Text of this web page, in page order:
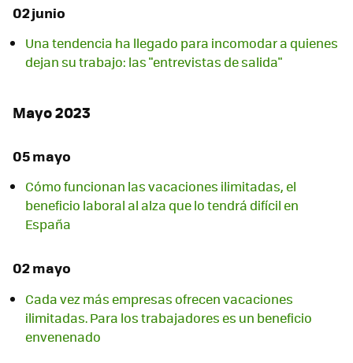
02 junio
Una tendencia ha llegado para incomodar a quienes
dejan su trabajo: las "entrevistas de salida"
Mayo 2023
05 mayo
Cómo funcionan las vacaciones ilimitadas, el
beneficio laboral al alza que lo tendrá difícil en
España
02 mayo
Cada vez más empresas ofrecen vacaciones
ilimitadas. Para los trabajadores es un beneficio
envenenado